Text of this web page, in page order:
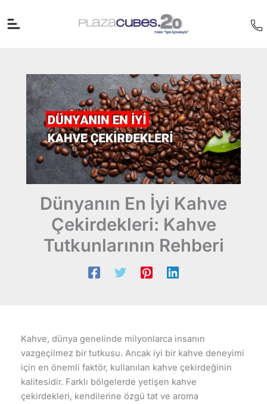
atla
Dünyanın En İyi Kahve
Çekirdekleri: Kahve
Tutkunlarının Rehberi
Kahve, dünya genelinde milyonlarca insanın
vazgeçilmez bir tutkusu. Ancak iyi bir kahve deneyimi
için en önemli faktör, kullanılan kahve çekirdeğinin
kalitesidir. Farklı bölgelerde yetişen kahve
çekirdekleri, kendilerine özgü tat ve aroma